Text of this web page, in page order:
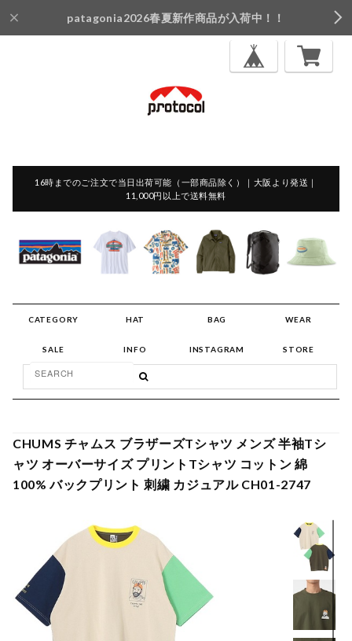
patagonia2026春夏新作商品が入荷中！！
16時までのご注文で当日出荷可能（一部商品除く）｜大阪より発送｜
11,000円以上で送料無料
CATEGORY HAT BAG WEAR
SALE INFO INSTAGRAM STORE
CHUMS チャムス ブラザーズTシャツ メンズ 半袖Tシ
ャツ オーバーサイズ プリントTシャツ コットン 綿
100% バックプリント 刺繍 カジュアル CH01-2747